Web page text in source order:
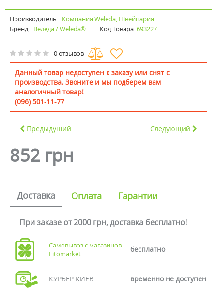
Производитель: Компания Weleda, Швейцария
Бренд: Веледа / Weleda® Код Товара:693227
0 отзывов
Данный товар недоступен к заказу или снят с
производства. Звоните и мы подберем вам
аналогичный товар!
(096) 501-11-77
Предыдущий Следующий
852 грн
Доставка Оплата Гарантии
При заказе от 2000 грн, доставка бесплатно!
Самовывоз с магазинов
Fitomarket
бесплатно
КУРЬЕР КИЕВ временно не доступен